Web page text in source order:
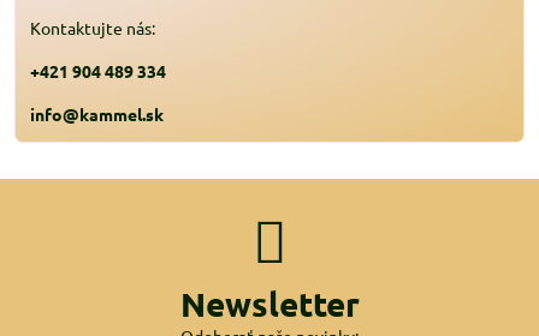
Kontaktujte nás:
+421 904 489 334
info@kammel.sk
Newsletter